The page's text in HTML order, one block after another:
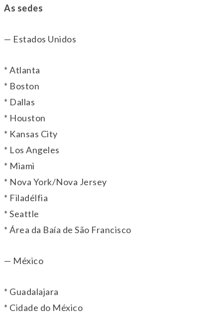
As sedes
— Estados Unidos
* Atlanta
* Boston
* Dallas
* Houston
* Kansas City
* Los Angeles
* Miami
* Nova York/Nova Jersey
* Filadélfia
* Seattle
* Área da Baía de São Francisco
— México
* Guadalajara
* Cidade do México